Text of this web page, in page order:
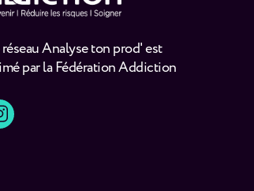
Analyse ton prod' est
par la Fédération Addiction